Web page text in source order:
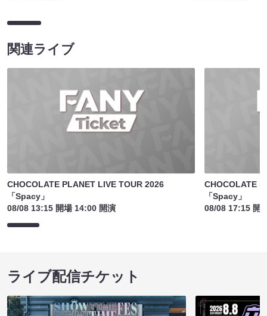
関連ライブ
CHOCOLATE PLANET LIVE TOUR 2026
「Spacy」
08/08 13:15 開場 14:00 開演
CHOCOLATE
「Spacy」
08/08 17:15 開
ライブ配信チケット